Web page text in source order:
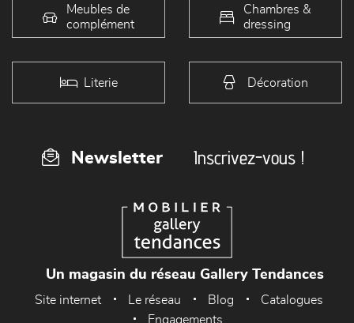
Meubles de
complément
Chambres &
dressing
Literie Décoration
Newsletter Inscrivez-vous !
Un magasin du réseau Gallery Tendances
Site internet Le réseau Blog
Catalogues
Engagements